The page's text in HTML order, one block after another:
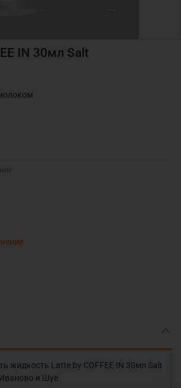
IN 30мл Salt
жидкость Latte by COFFEE IN 30мл Salt
и Шуе